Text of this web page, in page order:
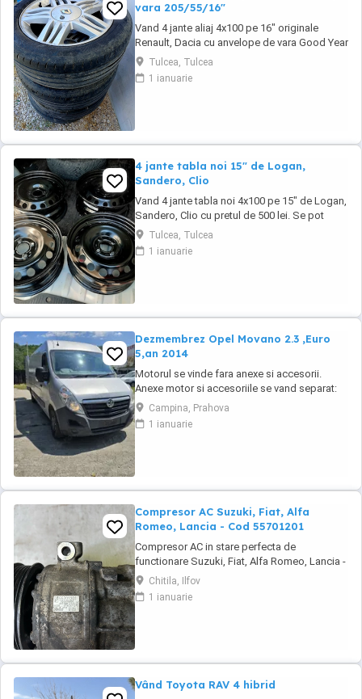
vara 205/55/16"
Vand 4 jante aliaj 4x100 pe 16" originale
Renault, Dacia cu anvelope de vara Good Year
205/55/16" cu pretul de 1000 lei. Se pot
achizitiona doar din Tulcea, NU se pot trimite
prin curier.
Tulcea, Tulcea
1 ianuarie
4 jante tabla noi 15" de Logan,
Sandero, Clio
Vand 4 jante tabla noi 4x100 pe 15" de Logan,
Sandero, Clio cu pretul de 500 lei. Se pot
achizitiona doar din Tulcea, NU se trimit prin
curier.
Tulcea, Tulcea
1 ianuarie
Dezmembrez Opel Movano 2.3 ,Euro
5,an 2014
Motorul se vinde fara anexe si accesorii.
Anexe motor si accesoriile se vand separat:
injectoare, pompa injectie,
inalte,benzina,alternator, electromotor,
turbina, compresor clima, cutie de viteze,
Campina, Prahova
1 ianuarie
Compresor AC Suzuki, Fiat, Alfa
Romeo, Lancia - Cod 55701201
Compresor AC in stare perfecta de
functionare Suzuki, Fiat, Alfa Romeo, Lancia -
Cod 55701201 Fiat: Bravo II (2007 - 2014) –
motorizări 1.6 D Multijet, 1.9 D Multijet. Grande
Punto / Punto Evo (2005 - 2012) – motorizări
Chitila, Ilfov
1 ianuarie
Vând Toyota RAV 4 hibrid